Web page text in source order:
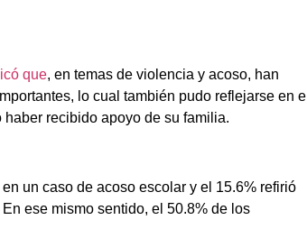
que, en temas de violencia y acoso, han
lo cual también pudo reflejarse en el
recibido apoyo de su familia.
un caso de acoso escolar y el 15.6% refirió
ese mismo sentido, el 50.8% de los